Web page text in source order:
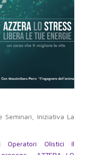
Seminari
Iniziativa La
Operatori Olistici Il